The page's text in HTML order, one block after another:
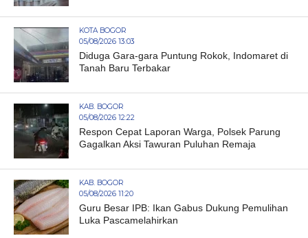
KOTA BOGOR
05/08/2026 13:03
Diduga Gara-gara Puntung Rokok, Indomaret di
Tanah Baru Terbakar
KAB. BOGOR
05/08/2026 12:22
Respon Cepat Laporan Warga, Polsek Parung
Gagalkan Aksi Tawuran Puluhan Remaja
KAB. BOGOR
05/08/2026 11:20
Guru Besar IPB: Ikan Gabus Dukung Pemulihan
Luka Pascamelahirkan